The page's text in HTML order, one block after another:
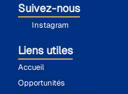
Suivez-nous
Instagram
Liens utiles
Accueil
Opportunités